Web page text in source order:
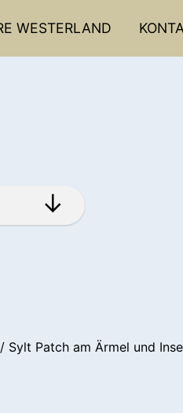
WESTERLAND
Sylt Patch am Ärmel und